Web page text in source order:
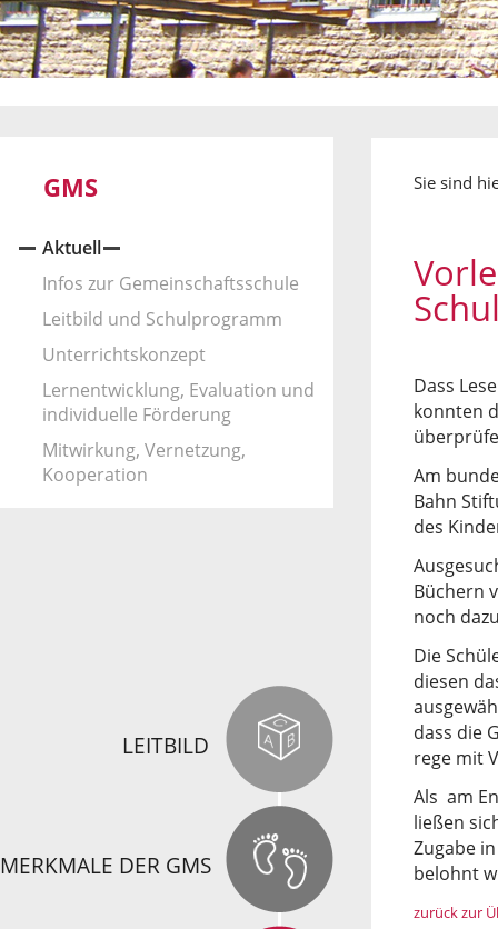
GMS
Aktuell
Infos zur Gemeinschaftsschule
Leitbild und Schulprogramm
Unterrichtskonzept
Lernentwicklung, Evaluation und
individuelle Förderung
Mitwirkung, Vernetzung,
Kooperation
LEITBILD
MERKMALE DER GMS
Sie sind
Dass
konnten
Am
Bahn
des
Büchern
noch
Die
diesen
dass die
rege mit
Als am
ließen
Zugabe
belohnt
zurück zur